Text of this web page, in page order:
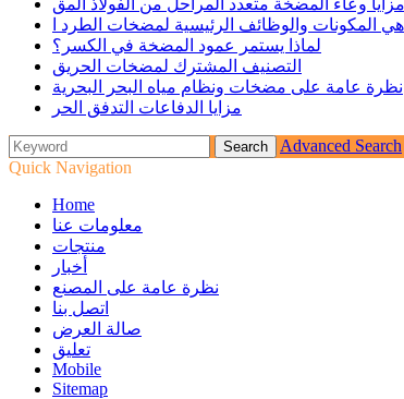
لماذا يستمر عمود المضخة في الكسر؟
التصنيف المشترك لمضخات الحريق
نظرة عامة على مضخات ونظام مياه البحر البحرية
مزايا الدفاعات التدفق الحر
Advanced Search
Quick Navigation
Home
معلومات عنا
منتجات
أخبار
نظرة عامة على المصنع
اتصل بنا
صالة العرض
تعليق
Mobile
Sitemap